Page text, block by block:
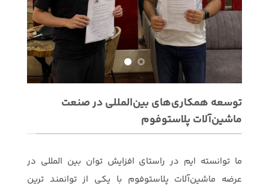
توسعه همکاری‌های بین‌المللی در صنعت
ماشین‌آلات پلاستوفوم
ما توانسته ایم در راستای افزایش توان بین المللی در
عرضه ماشین‌آلات پلاستوفوم با یکی از توانمند ترین